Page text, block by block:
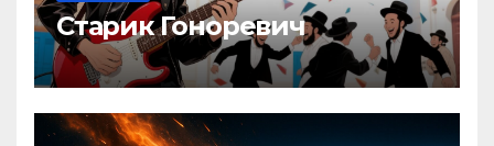
Старик Гоноревич